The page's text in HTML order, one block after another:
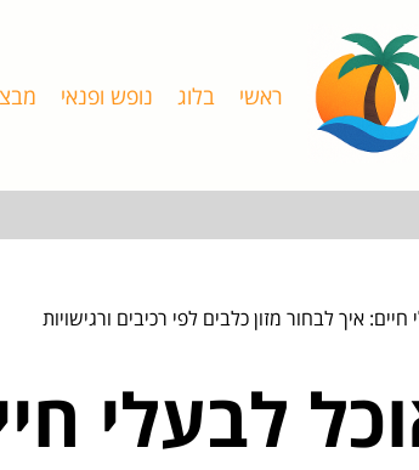
ראשי בלוג נופש ופנאי
חיים: איך לבחור מזון כלבים לפי רכיבים ורגישויות
לבעלי